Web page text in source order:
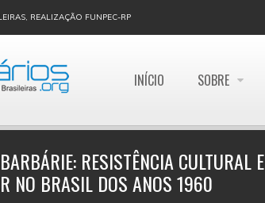
REALIZAÇÃO FUNPEC-RP
INÍCIO SOBRE
RESISTÊNCIA CULTURAL E
NO BRASIL DOS ANOS 1960